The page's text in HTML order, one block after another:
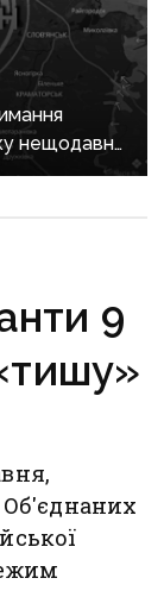
нещодавно
9
Об'єднаних